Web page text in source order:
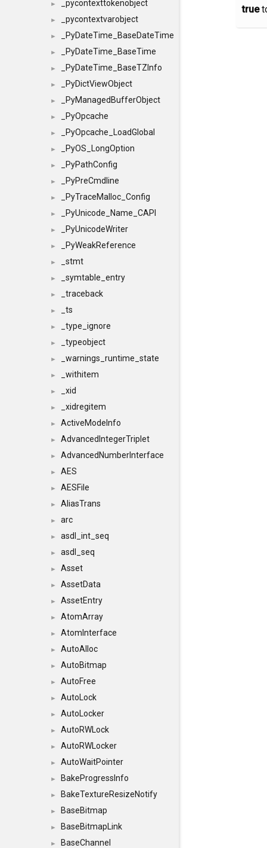
► _pycontexttokenobject
► _pycontextvarobject
► _PyDateTime_BaseDateTime
► _PyDateTime_BaseTime
► _PyDateTime_BaseTZInfo
► _PyDictViewObject
► _PyManagedBufferObject
► _PyOpcache
► _PyOpcache_LoadGlobal
► _PyOS_LongOption
► _PyPathConfig
► _PyPreCmdline
► _PyTraceMalloc_Config
► _PyUnicode_Name_CAPI
► _PyUnicodeWriter
► _PyWeakReference
► _stmt
► _symtable_entry
► _traceback
► _ts
► _type_ignore
► _typeobject
► _warnings_runtime_state
► _withitem
► _xid
► _xidregitem
► ActiveModeInfo
► AdvancedIntegerTriplet
► AdvancedNumberInterface
► AES
► AESFile
► AliasTrans
► arc
► asdl_int_seq
► asdl_seq
► Asset
► AssetData
► AssetEntry
► AtomArray
► AtomInterface
► AutoAlloc
► AutoBitmap
► AutoFree
► AutoLock
► AutoLocker
► AutoRWLock
► AutoRWLocker
► AutoWaitPointer
► BakeProgressInfo
► BakeTextureResizeNotify
► BaseBitmap
► BaseBitmapLink
► BaseChannel
true